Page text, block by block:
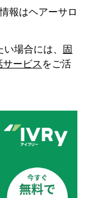
報はヘアーサロ
い場合には、
固
サービス をご活